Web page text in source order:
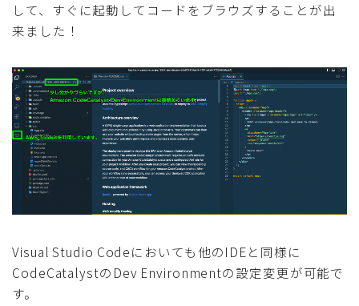
して、すぐに起動してコードをブラウズすることが出
来ました！
Visual Studio Codeにおいても他のIDEと同様に
CodeCatalystのDev Environmentの設定変更が可能で
す。